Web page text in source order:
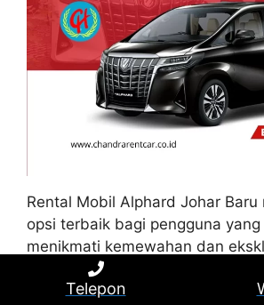
Rental Mobil Alphard Johar Baru
opsi terbaik bagi pengguna yang
menikmati kemewahan dan
berpergian di Johar Baru. Toyota
memberikan fasilitas premium
Telepon